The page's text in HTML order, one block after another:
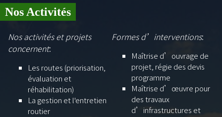
Nos Activités
Nos activités et projets
concernent:
Les routes (priorisation,
évaluation et
réhabilitation)
La gestion et l'entretien
routier
Formes d’interventions:
Maîtrise d’ouvrage de
projet, régie des devis
programme
Maîtrise d’œuvre pour
des travaux
d’infrastructures et